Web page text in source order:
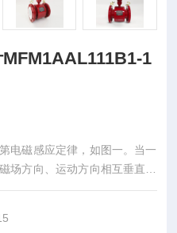
1
电磁感应定律，如图一。当一
场方向、运动方向相互垂直方
(E)，此感应电势由两个测量电